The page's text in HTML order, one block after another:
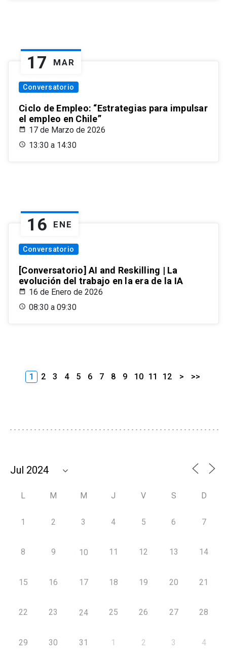
17 MAR
Conversatorio
Ciclo de Empleo: “Estrategias para impulsar
el empleo en Chile”
17 de Marzo de 2026
13:30 a 14:30
16 ENE
Conversatorio
[Conversatorio] AI and Reskilling | La
evolución del trabajo en la era de la IA
16 de Enero de 2026
08:30 a 09:30
1 2 3 4 5 6 7 8 9 10 11 12 > >>
L M M J V S D
1 2 3 4 5 6 7
8 9 10 11 12 13 14
15 16 17 18 19 20 21
22 23 24 25 26 27 28
29 30 31 1 2 3 4